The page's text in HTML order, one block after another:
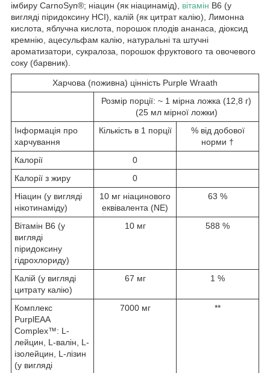
імбиру CarnoSyn®; ніацин (як ніацинамід), вітамін B6 (у
вигляді піридоксину HCI), калій (як цитрат калію), Лимонна
кислота, яблучна кислота, порошок плодів ананаса, діоксид
кремнію, ацесульфам калію, натуральні та штучні
ароматизатори, сукралоза, порошок фруктового та овочевого
соку (барвник).
Харчова (поживна) цінність Purple Wraath
Розмір порції: ~ 1 мірна ложка (12,8 г)
(25 мл мірної ложки)
Інформація про
харчування
Кількість в 1 порції
% від добової
норми †
Калорії
0
Калорії з жиру
0
Ніацин (у вигляді
нікотинаміду)
10 мг ніацинового
еквівалента (NE)
63 %
Вітамін B6 (у
вигляді
піридоксину
гідрохлориду)
10 мг 588 %
Калій (у вигляді
цитрату калію)
67 мг 1 %
Комплекс
PurplEAA
Complex™: L-
лейцин, L-валін, L-
ізолейцин, L-лізин
(у вигляді
7000 мг **